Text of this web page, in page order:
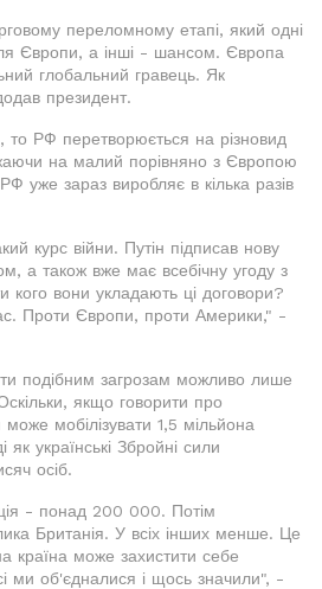
переломному етапі, який одні
Європи, а інші - шансом. Європа
глобальний гравець. Як
президент.
то РФ перетворюється на різновид
на малий порівняно з Європою
уже зараз виробляє в кілька разів
курс війни. Путін підписав нову
а також вже має всебічну угоду з
кого вони укладають ці договори?
Проти Європи, проти Америки," -
подібним загрозам можливо лише
якщо говорити про
може мобілізувати 1,5 мільйона
як українські Збройні сили
осіб.
- понад 200 000. Потім
Британія. У всіх інших менше. Це
країна може захистити себе
ми об'єдналися і щось значили", -